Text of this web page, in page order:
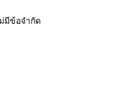
มีข้อจำกัด